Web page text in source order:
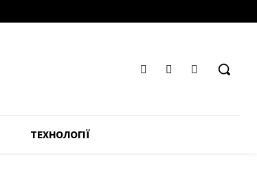
ТЕХНОЛОГІЇ